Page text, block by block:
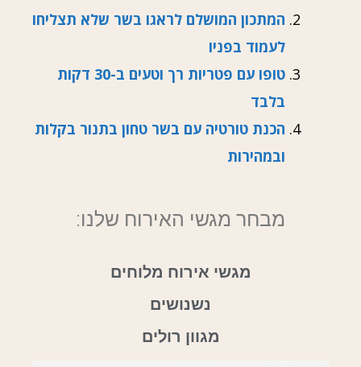
המתכון המושלם לראגו בשר שלא תצליחו
לעמוד בפניו
טופו עם פטריות רך וטעים ב-30 דקות
בלבד
הכנת טורטיה עם בשר טחון בתנור בקלות
ובמהירות
מבחר מגשי האירוח שלנו:
מגשי אירוח מלוחים
נשנושים
מגוון רולים